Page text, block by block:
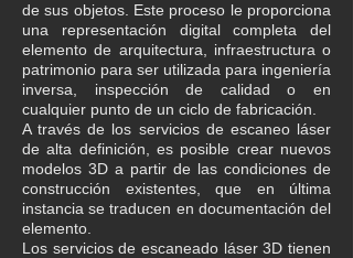
de sus objetos. Este proceso le proporciona
una representación digital completa del
elemento de arquitectura, infraestructura o
patrimonio para ser utilizada para ingeniería
inversa, inspección de calidad o en
cualquier punto de un ciclo de fabricación.
A través de los servicios de escaneo láser
de alta definición, es posible crear nuevos
modelos 3D a partir de las condiciones de
construcción existentes, que en última
instancia se traducen en documentación del
elemento.
Los servicios de escaneado láser 3D tienen